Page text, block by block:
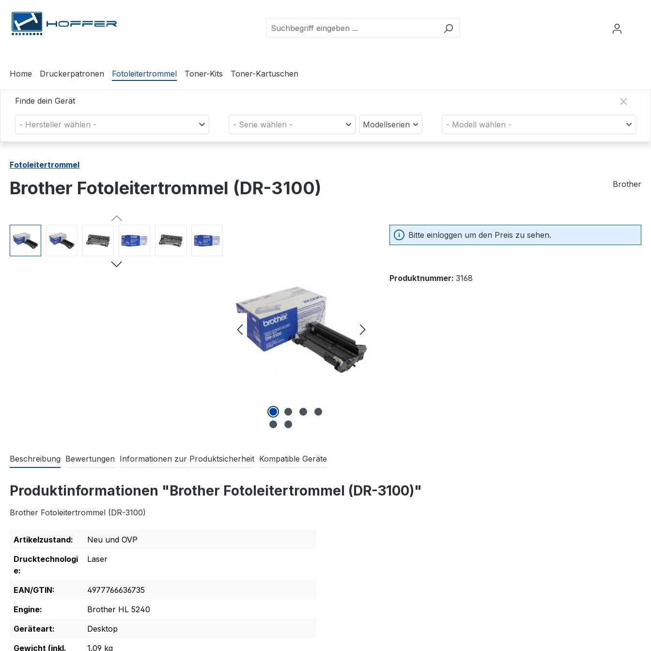
Hauptinhalt springen
Zur Suche springen
Zur Hauptnavigation springen
Home Druckerpatronen Fotoleitertrommel Toner-Kits Toner-Kartuschen
Finde dein Gerät
- Hersteller wählen - - Serie wählen - Modellserien - Modell wählen -
Fotoleitertrommel
Brother Fotoleitertrommel (DR-3100) Brother
Bildergalerie überspringen Bitte einloggen um den Preis zu sehen.
Produktnummer: 3168
Beschreibung Bewertungen Informationen zur Produktsicherheit Kompatible Geräte
Produktinformationen "Brother Fotoleitertrommel (DR-3100)"
Brother Fotoleitertrommel (DR-3100)
Artikelzustand:
Neu und OVP
Drucktechnologi
e:
Laser
EAN/GTIN:
4977766636735
Engine:
Brother HL 5240
Geräteart:
Desktop
Gewicht (inkl.
1.09 kg